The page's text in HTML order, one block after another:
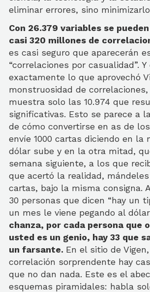
eliminar errores, sino
Con 26.379 variables se
casi 320 millones de
es casi seguro que aparecerán
“correlaciones por casualidad”.
exactamente lo que aprovechó
monstruosidad de
muestra solo las 10.974 que
significativas. Esto se parece a
de cómo convertirse en as de
envíe 1000 cartas diciendo en la
dólar sube y en la otra mitad,
semana siguiente, a los que
que acertó la realidad,
cartas, bajo la misma consigna.
30 personas que dicen “hay un
un mes le viene pegando al
chanza, por cada persona que
usted es un genio, hay 33 que
un farsante. En el sitio de
correlación sorprendente hay
que no dan nada. Este es el
esquemas piramidales: habla